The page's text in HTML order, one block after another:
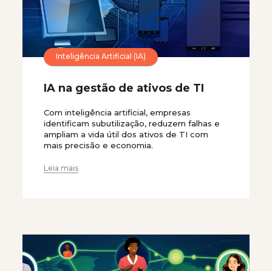
Inteligência Artificial (IA)
IA na gestão de ativos de TI
Com inteligência artificial, empresas
identificam subutilização, reduzem falhas e
ampliam a vida útil dos ativos de TI com
mais precisão e economia.
Leia mais